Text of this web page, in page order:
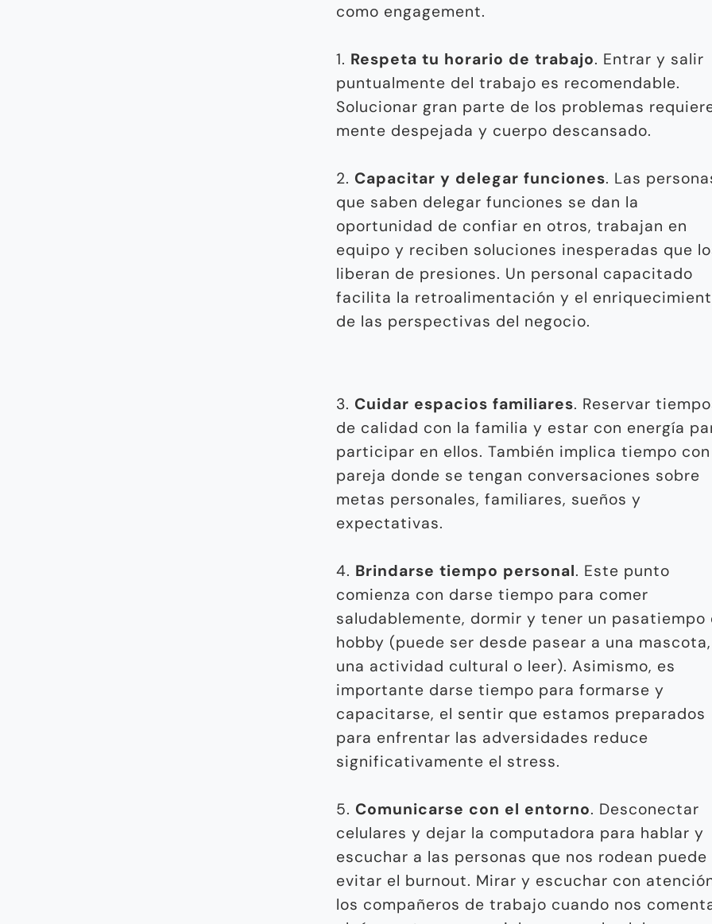
como engagement.
1. Respeta tu horario de trabajo. Entrar y salir
puntualmente del trabajo es recomendable.
Solucionar gran parte de los problemas
mente despejada y cuerpo descansado.
2. Capacitar y delegar funciones. Las
que saben delegar funciones se dan la
oportunidad de confiar en otros, trabajan en
equipo y reciben soluciones inesperadas que
liberan de presiones. Un personal capacitado
facilita la retroalimentación y el
de las perspectivas del negocio.
3. Cuidar espacios familiares. Reservar
de calidad con la familia y estar con energía
participar en ellos. También implica tiempo con
pareja donde se tengan conversaciones sobre
metas personales, familiares, sueños y
expectativas.
4. Brindarse tiempo personal. Este punto
comienza con darse tiempo para comer
saludablemente, dormir y tener un pasatiempo
hobby (puede ser desde pasear a una mascota,
una actividad cultural o leer). Asimismo, es
importante darse tiempo para formarse y
capacitarse, el sentir que estamos preparados
para enfrentar las adversidades reduce
significativamente el stress.
5. Comunicarse con el entorno. Desconectar
celulares y dejar la computadora para hablar y
escuchar a las personas que nos rodean puede
evitar el burnout. Mirar y escuchar con
los compañeros de trabajo cuando nos